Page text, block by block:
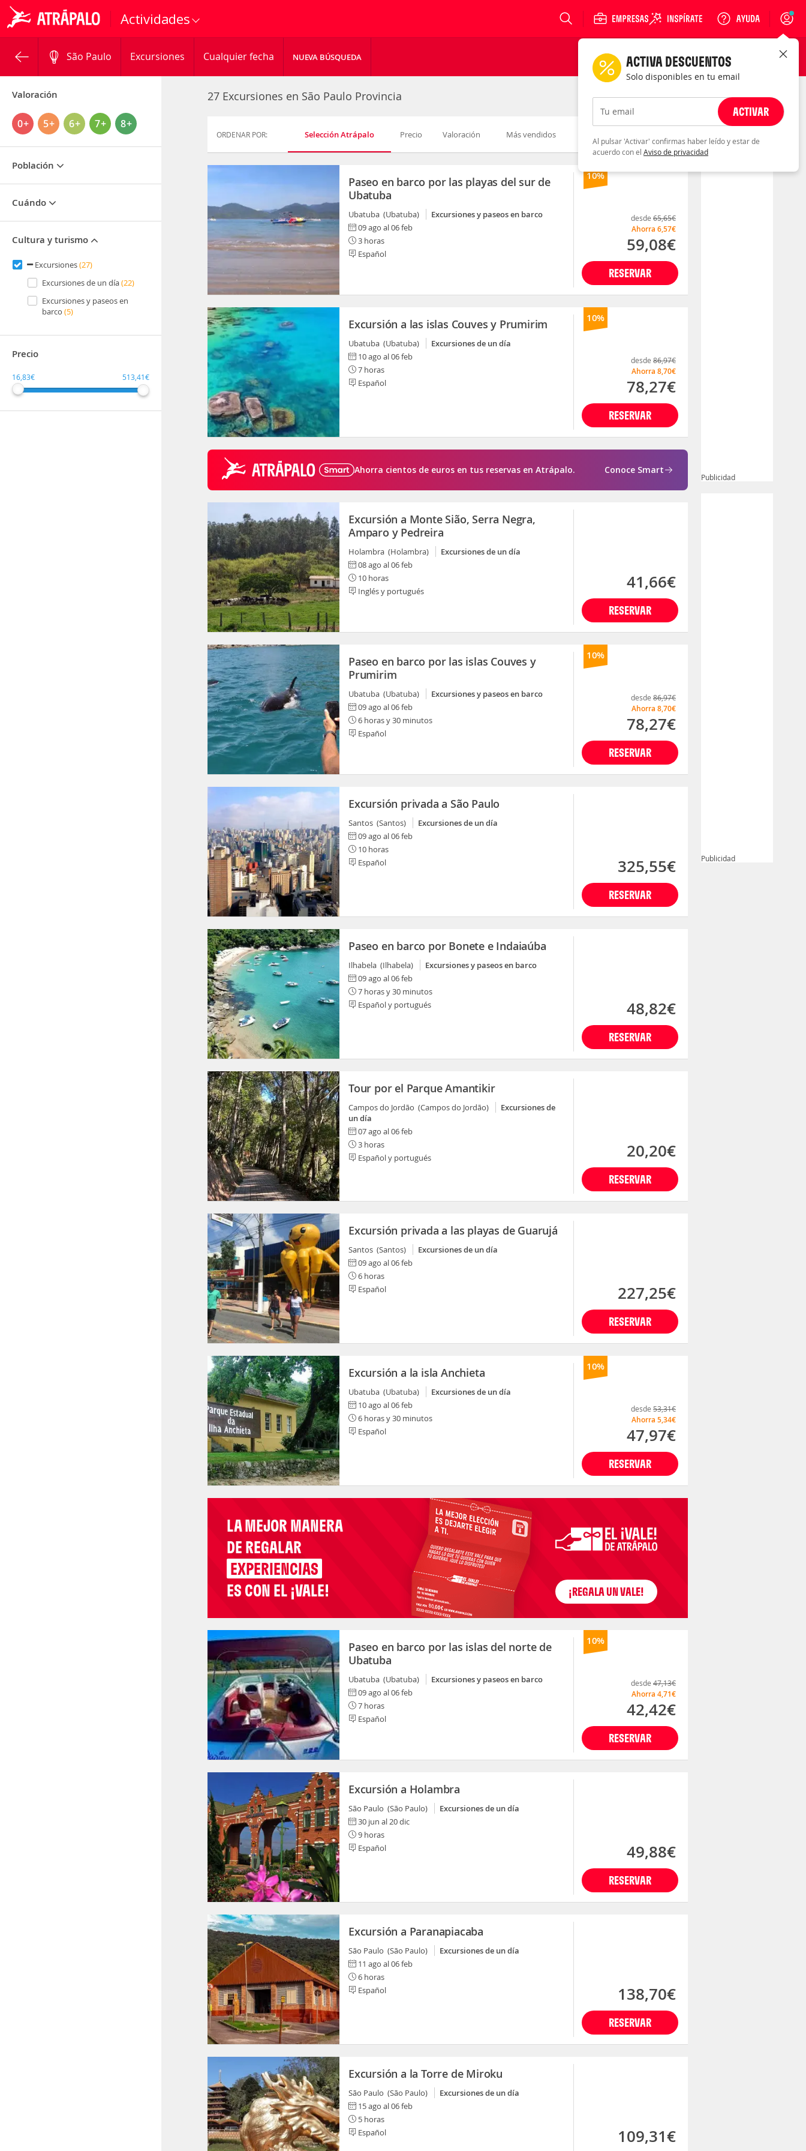
Actividades Login
São Paulo Excursiones Cualquier fecha NUEVA BÚSQUEDA
Valoración
0+ 5+ 6+ 7+ 8+
Población
Cuándo
Cultura y turismo
Excursiones(27)
Excursiones de un día(22)
Excursiones y paseos en
barco (5)
Precio
16,83€ 513,41€
27 Excursiones en São Paulo Provincia
ORDENAR POR: Selección Atrápalo Precio Valoración Más vendidos
10%
Paseo en barco por las playas del sur de
Ubatuba
Ubatuba (Ubatuba)
Excursiones y paseos en barco
09 ago al 06 feb
3 horas
Español
RESERVAR
desde 65,65€
Ahorra6,57€
59,08€
10%
Excursión a las islas Couves y Prumirim
Ubatuba (Ubatuba)
Excursiones de un día
10 ago al 06 feb
7 horas
Español
RESERVAR
desde 86,97€
Ahorra8,70€
78,27€
Ahorra cientos de euros en tus reservas en Atrápalo. Conoce Smart
Excursión a Monte Sião, Serra Negra,
Amparo y Pedreira
Holambra (Holambra)
Excursiones de un día
08 ago al 06 feb
10 horas
Inglés y portugués
RESERVAR
41,66€
10%
Paseo en barco por las islas Couves y
Prumirim
Ubatuba (Ubatuba)
Excursiones y paseos en barco
09 ago al 06 feb
6 horas y 30 minutos
Español
RESERVAR
desde 86,97€
Ahorra8,70€
78,27€
Excursión privada a São Paulo
Santos (Santos)
Excursiones de un día
09 ago al 06 feb
10 horas
Español
RESERVAR
325,55€
Paseo en barco por Bonete e Indaiaúba
Ilhabela (Ilhabela)
Excursiones y paseos en barco
09 ago al 06 feb
7 horas y 30 minutos
Español y portugués
RESERVAR
48,82€
Tour por el Parque Amantikir
Campos do Jordão (Campos do Jordão)
Excursiones de
un día
07 ago al 06 feb
3 horas
Español y portugués
RESERVAR
20,20€
Excursión privada a las playas de Guarujá
Santos (Santos)
Excursiones de un día
09 ago al 06 feb
6 horas
Español
RESERVAR
227,25€
10%
Excursión a la isla Anchieta
Ubatuba (Ubatuba)
Excursiones de un día
10 ago al 06 feb
6 horas y 30 minutos
Español
RESERVAR
desde 53,31€
Ahorra5,34€
47,97€
LA MEJOR MANERA
DE REGALAR
EXPERIENCIAS
ES CON EL ¡VALE!
10%
Paseo en barco por las islas del norte de
Ubatuba
Ubatuba (Ubatuba)
Excursiones y paseos en barco
09 ago al 06 feb
7 horas
Español
RESERVAR
desde 47,13€
Ahorra4,71€
42,42€
Excursión a Holambra
São Paulo (São Paulo)
Excursiones de un día
30 jun al 20 dic
9 horas
Español
RESERVAR
49,88€
Excursión a Paranapiacaba
São Paulo (São Paulo)
Excursiones de un día
11 ago al 06 feb
6 horas
Español
RESERVAR
138,70€
Excursión a la Torre de Miroku
São Paulo (São Paulo)
Excursiones de un día
15 ago al 06 feb
5 horas
Español
109,31€
Publicidad
Publicidad
ACTIVA DESCUENTOS
Solo disponibles en tu email
Tu email ACTIVAR
Al pulsar 'Activar' confirmas haber leído y estar de
acuerdo con el Aviso de privacidad